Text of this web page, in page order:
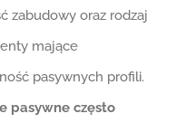
zabudowy oraz rodzaj
mające
pasywnych profili.
pasywne często